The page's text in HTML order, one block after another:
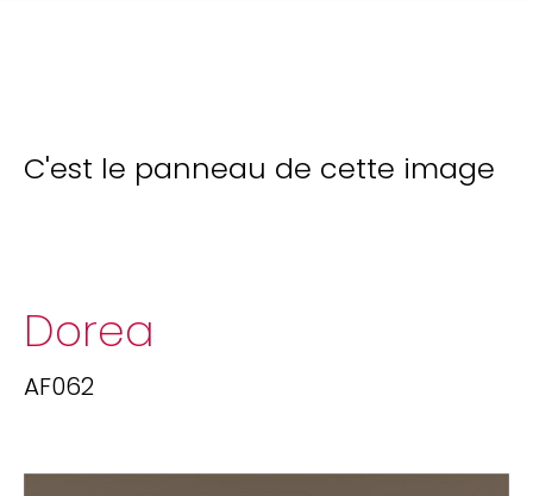
C'est le panneau de cette image
Dorea
AF062